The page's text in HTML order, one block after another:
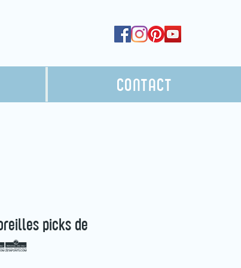
CONTACT
picks de
31